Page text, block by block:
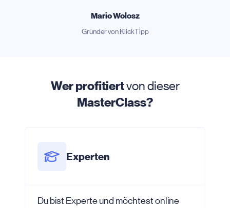
Mario Wolosz
Gründer von KlickTipp
Wer profitiertvon dieser
MasterClass?
Experten
Du bist Experte und möchtest online